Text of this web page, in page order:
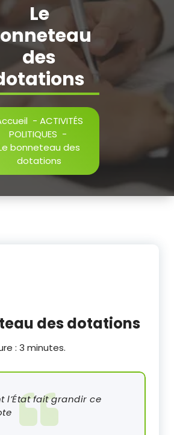
Le
des
- ACTIVITÉS
POLITIQUES -
bonneteau des
dotations
des dotations
: 3 minutes.
l’État fait grandir ce